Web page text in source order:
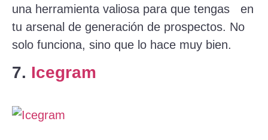
una herramienta valiosa para que tengas en
tu arsenal de generación de prospectos. No
solo funciona, sino que lo hace muy bien.
7. Icegram